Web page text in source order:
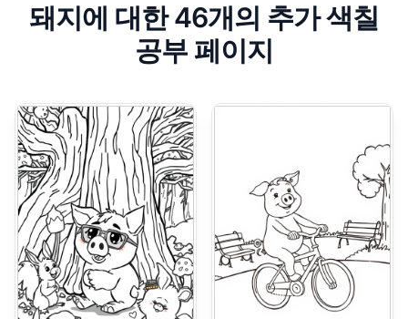
돼지에 대한 46개의 추가 색칠
공부 페이지